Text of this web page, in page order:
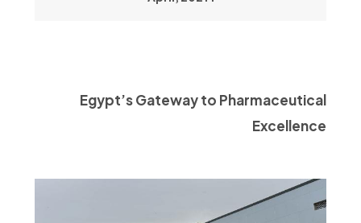
Egypt’s Gateway to Pharmaceutical
Excellence